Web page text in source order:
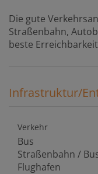
Die gute
Straßenbahn,
beste
Infrastruktur/
Verkehr
Bus
Straßenbahn /
Flughafen